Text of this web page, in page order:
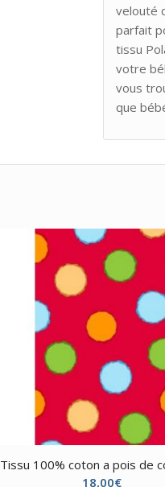
velouté
parfait
tissu
votre
vous
que
Tissu 100% coton a pois de
18,00€